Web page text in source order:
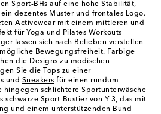
Sport-BHs auf eine hohe Stabilität,
dezentes Muster und frontales Logo.
Activewear mit einem mittleren und
für Yoga und Pilates Workouts
lassen sich nach Belieben verstellen
Bewegungsfreiheit. Farbige
die Designs zu modischen
Sie die Tops zu einer
und Sneakers für einen rundum
hingegen schlichtere Sportunterwäsche
schwarze Sport-Bustiervon Y-3, das mit
und einem unterstützenden Bund